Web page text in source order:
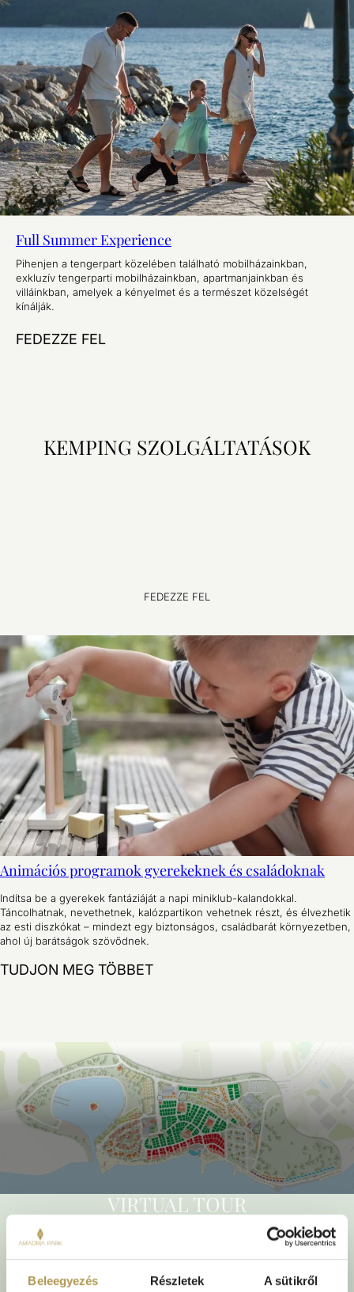
Beleegyezés Részletek A sütikről
Full Summer Experience
Pihenjen a tengerpart közelében található mobilházainkban,
exkluzív tengerparti mobilházainkban, apartmanjainkban és
villáinkban, amelyek a kényelmet és a természet közelségét
kínálják.
FEDEZZE FEL
KEMPING SZOLGÁLTATÁSOK
FEDEZZE FEL
Animációs programok gyerekeknek és családoknak
Indítsa be a gyerekek fantáziáját a napi miniklub-kalandokkal.
Táncolhatnak, nevethetnek, kalózpartikon vehetnek részt, és élvezhetik
az esti diszkókat – mindezt egy biztonságos, családbarát környezetben,
ahol új barátságok szövődnek.
TUDJON MEG TÖBBETAnimációs programok
VIRTUAL TOUR
Az Amadria Park Camping Šibenik virtuális túrája lehetővé teszi,
hogy már érkezés előtt felfedezze a kempinget, 360°-os
legfontosabb létesítményekbe.